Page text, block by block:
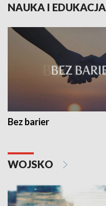
NAUKA I EDUKACJA
Bez barier
WOJSKO